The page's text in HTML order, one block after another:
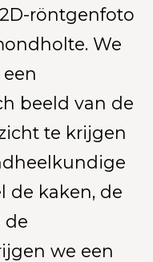
röntgenfoto
We
beeld van de
te krijgen
de kaken, de
de
we een